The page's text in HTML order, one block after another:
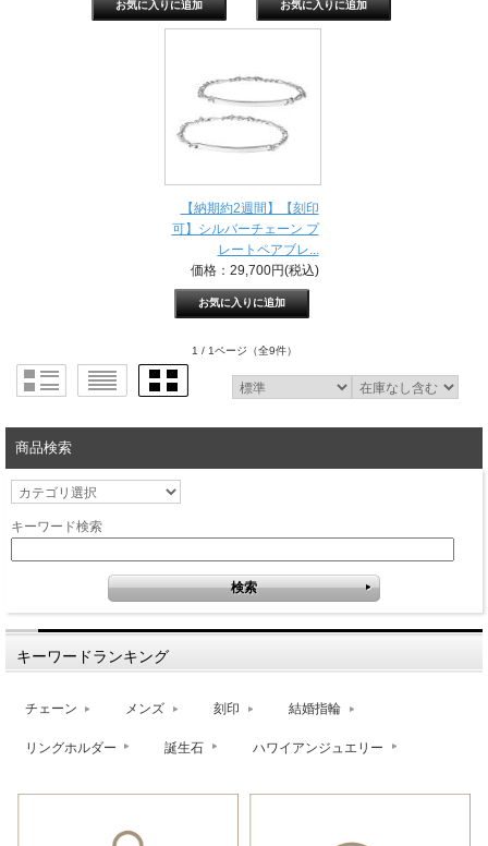
【納期約2週間】【刻印
可】シルバーチェーン プ
レートペアブレ...
価格：29,700円(税込)
1 / 1ページ （全9件）
商品検索
キーワード検索
キーワードランキング
チェーン メンズ 刻印 結婚指輪
リングホルダー 誕生石 ハワイアンジュエリー